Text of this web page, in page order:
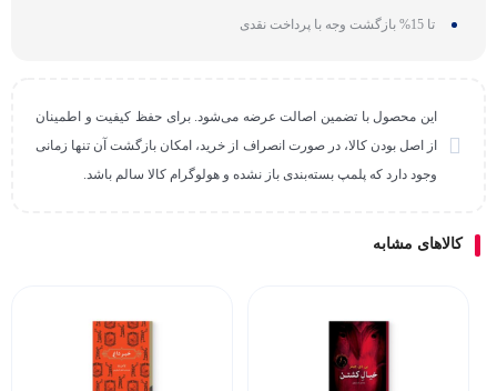
تا 15% بازگشت وجه با پرداخت نقدی
این محصول با تضمین اصالت عرضه می‌شود. برای حفظ کیفیت و اطمینان
از اصل بودن کالا، در صورت انصراف از خرید، امکان بازگشت آن تنها زمانی
وجود دارد که پلمپ بسته‌بندی باز نشده و هولوگرام کالا سالم باشد.
کالاهای مشابه